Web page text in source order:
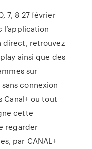
7, 8 27 février
l’application
direct, retrouvez
ainsi que des
sur
connexion
Canal+ ou tout
cette
regarder
par CANAL+